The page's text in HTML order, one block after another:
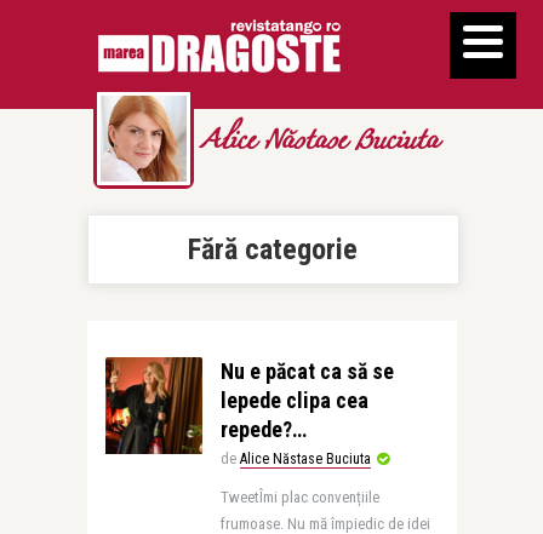
Alice Năstase Buciuta
Fără categorie
Nu e păcat ca să se
lepede clipa cea
repede?…
de Alice Năstase Buciuta
TweetÎmi plac convențiile
frumoase. Nu mă împiedic de idei